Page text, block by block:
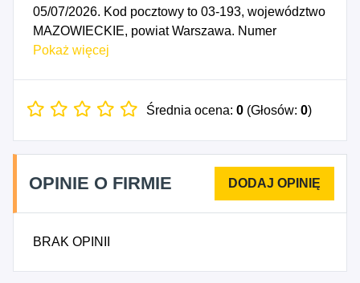
05/07/2026. Kod pocztowy to 03-193, województwo
MAZOWIECKIE, powiat Warszawa. Numer
Identyfikacji Podatkowej NIP to 5243075791, a
Data rozpoczęcia działalności gospodarczej
Doradztwo w zakresie prowadzenia działalności
gospodarczej i pozostałe doradztwo w zakresie
Pokaż więcej
Średnia ocena: 0 (Głosów: 0)
OPINIE O FIRMIE
BRAK OPINII